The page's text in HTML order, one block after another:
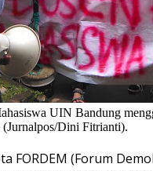
UIN Bandung
Dini Fitrianti).
FORDEM (Forum